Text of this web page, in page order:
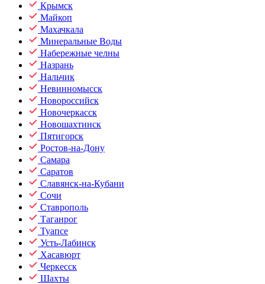
Крымск
Майкоп
Махачкала
Минеральные Воды
Набережные челны
Назрань
Нальчик
Невинномысск
Новороссийск
Новочеркасск
Новошахтинск
Пятигорск
Ростов-на-Дону
Самара
Саратов
Славянск-на-Кубани
Сочи
Ставрополь
Таганрог
Туапсе
Усть-Лабинск
Хасавюрт
Черкесск
Шахты